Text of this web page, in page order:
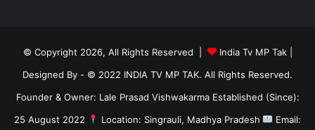
© Copyright 2026, All Rights Reserved | India Tv MP Tak|
Designed By - © 2022 INDIA TV MP TAK. All Rights Reserved.
Founder & Owner: Lale Prasad Vishwakarma Established (Since):
25 August 2022
Location: Singrauli, Madhya Pradesh Email: